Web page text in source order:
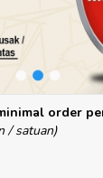
order
/ satuan)